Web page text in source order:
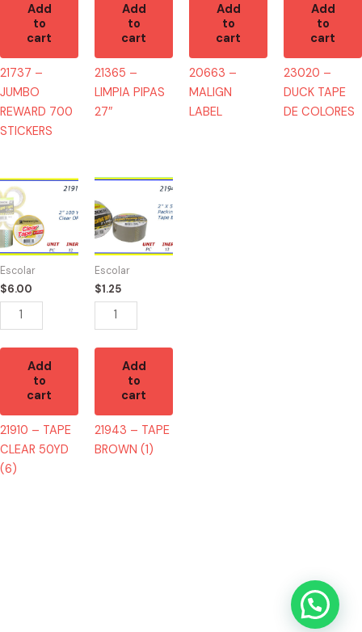
Add
to
cart
21737 –
JUMBO
REWARD 700
STICKERS
Add
to
cart
21365 –
LIMPIA PIPAS
27″
Add
to
cart
20663 –
MALIGN
LABEL
Add
to
cart
23020 –
DUCK TAPE
DE COLORES
Escolar
$6.00
21910
-
TAPE
CLEAR
50YD
(6)
quantity
Add
to
cart
21910 – TAPE
CLEAR 50YD
(6)
Escolar
$1.25
21943
-
TAPE
BROWN
(1)
quantity
Add
to
cart
21943 – TAPE
BROWN (1)